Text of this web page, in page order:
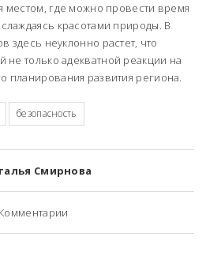
местом, где можно провести время
красотами природы. В
здесь неуклонно растет, что
не только адекватной реакции на
планирования развития региона.
безопасность
Смирнова